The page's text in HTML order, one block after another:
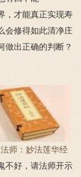
，才能真正实现寿
会修得如此清净庄
做出正确的判断？
师：妙法莲华经
不好，请法师开示